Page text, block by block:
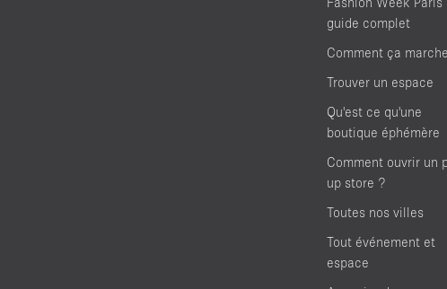
guide complet
Comment ça
Trouver un espace
Qu'est ce qu'une
boutique éphémère
Comment ouvrir un
up store ?
Toutes nos villes
Tout événement et
espace